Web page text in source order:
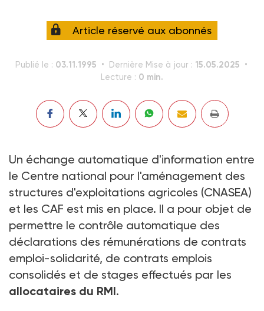
Article réservé aux abonnés
Publié le : 03.11.1995 Dernière Mise à jour : 15.05.2025
Lecture : 0 min.
Un échange automatique d'information entre
le Centre national pour l'aménagement des
structures d'exploitations agricoles (CNASEA)
et les CAF est mis en place. Il a pour objet de
permettre le contrôle automatique des
déclarations des rémunérations de contrats
emploi-solidarité, de contrats emplois
consolidés et de stages effectués par les
allocataires du RMI.